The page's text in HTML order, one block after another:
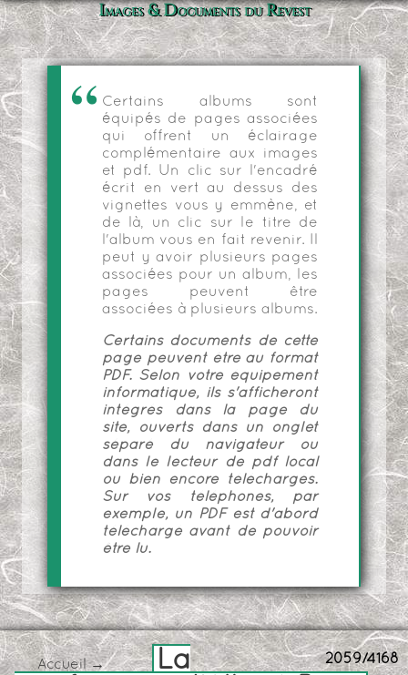
Images & Documents du Revest
Certains albums sont
équipés de pages associées
qui offrent un éclairage
complémentaire aux images
et pdf. Un clic sur l'encadré
écrit en vert au dessus des
vignettes vous y emmène, et
de là, un clic sur le titre de
l'album vous en fait revenir. Il
peut y avoir plusieurs pages
associées pour un album, les
pages peuvent être
associées à plusieurs albums.
Certains documents de cette
page peuvent être au format
PDF. Selon votre équipement
informatique, ils s'afficheront
intégrés dans la page du
site, ouverts dans un onglet
séparé du navigateur ou
dans le lecteur de pdf local
ou bien encore téléchargés.
Sur vos téléphones, par
exemple, un PDF est d'abord
téléchargé avant de pouvoir
être lu.
2059/4168
Accueil→
La